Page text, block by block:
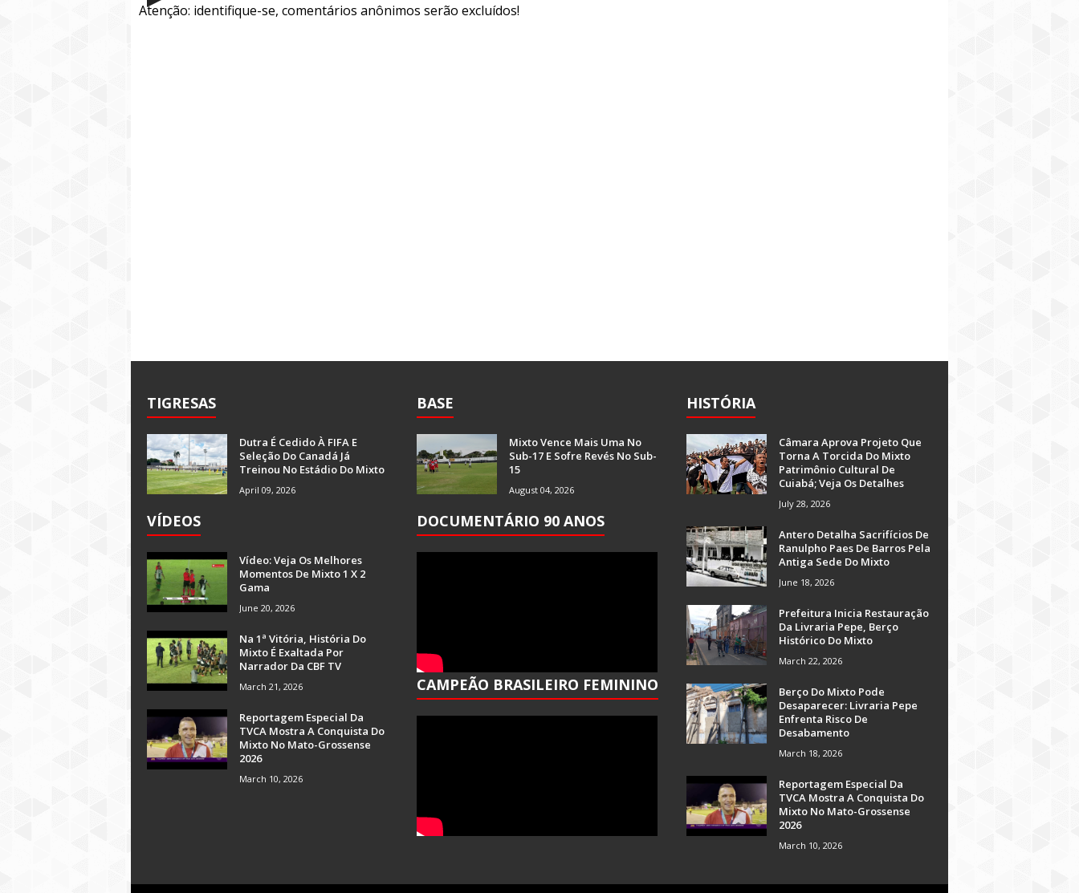
Atenção: identifique-se, comentários anônimos serão excluídos!
TIGRESAS
Dutra É Cedido À FIFA E
Seleção Do Canadá Já
Treinou No Estádio Do Mixto
April 09, 2026
VÍDEOS
Vídeo: Veja Os Melhores
Momentos De Mixto 1 X 2
Gama
June 20, 2026
Na 1ª Vitória, História Do
Mixto É Exaltada Por
Narrador Da CBF TV
March 21, 2026
Reportagem Especial Da
TVCA Mostra A Conquista Do
Mixto No Mato-Grossense
2026
March 10, 2026
BASE
Mixto Vence Mais Uma No
Sub-17 E Sofre Revés No Sub-
15
August 04, 2026
DOCUMENTÁRIO 90 ANOS
CAMPEÃO BRASILEIRO FEMININO
HISTÓRIA
Câmara Aprova Projeto Que
Torna A Torcida Do Mixto
Patrimônio Cultural De
Cuiabá; Veja Os Detalhes
July 28, 2026
Antero Detalha Sacrifícios De
Ranulpho Paes De Barros Pela
Antiga Sede Do Mixto
June 18, 2026
Prefeitura Inicia Restauração
Da Livraria Pepe, Berço
Histórico Do Mixto
March 22, 2026
Berço Do Mixto Pode
Desaparecer: Livraria Pepe
Enfrenta Risco De
Desabamento
March 18, 2026
Reportagem Especial Da
TVCA Mostra A Conquista Do
Mixto No Mato-Grossense
2026
March 10, 2026